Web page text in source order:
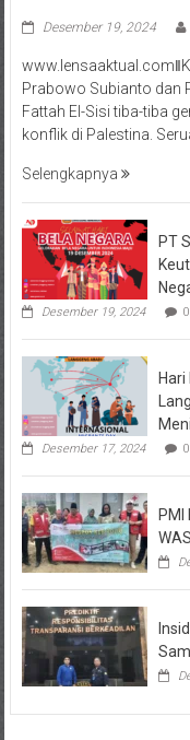
Desember 19, 2024
Prabowo Subianto dan
Fattah El-Sisi tiba-tiba
konflik di Palestina.
Selengkapnya
PT
Desember 19, 2024 0
Desember 17, 2024 0